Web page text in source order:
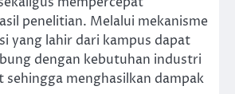
penelitian. Melalui mekanisme
yang lahir dari kampus dapat
dengan kebutuhan industri
sehingga menghasilkan dampak